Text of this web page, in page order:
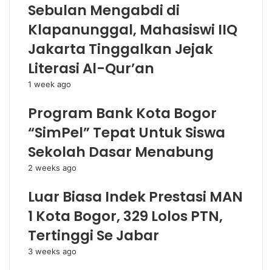
Sebulan Mengabdi di
Klapanunggal, Mahasiswi IIQ
Jakarta Tinggalkan Jejak
Literasi Al-Qur’an
1 week ago
Program Bank Kota Bogor
“SimPel” Tepat Untuk Siswa
Sekolah Dasar Menabung
2 weeks ago
Luar Biasa Indek Prestasi MAN
1 Kota Bogor, 329 Lolos PTN,
Tertinggi Se Jabar
3 weeks ago